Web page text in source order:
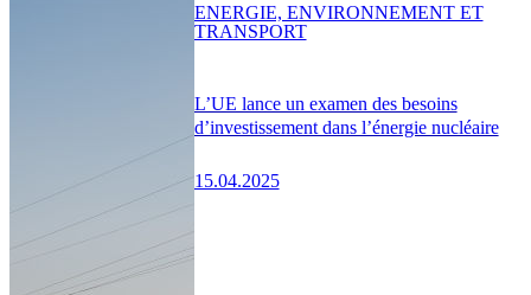
L’UE lance un examen des besoins
d’investissement dans l’énergie nucléaire
15.04.2025
ENERGIE, ENVIRONNEMENT ET
TRANSPORT